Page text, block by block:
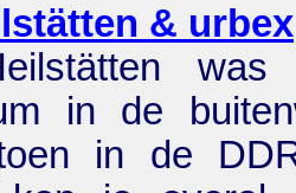
& urbex
in de
in de